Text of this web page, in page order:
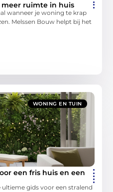
ruimte in huis
wanneer je woning te krap
Melssen Bouw helpt bij het
WONING EN TUIN
een fris huis en een
gids voor een stralend